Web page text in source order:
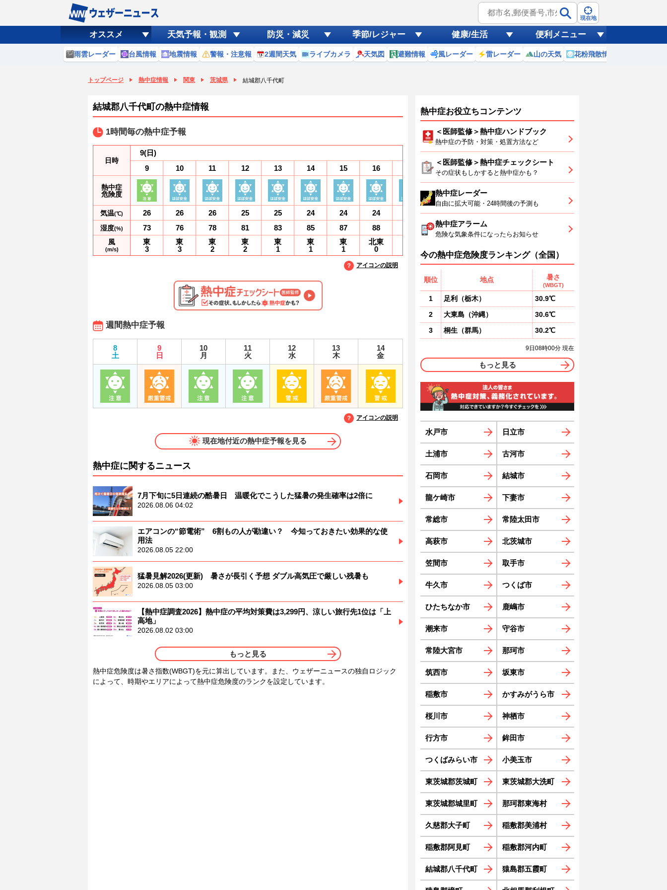
現在地
オススメ 天気予報・観測 防災・減災 季節/レジャー 健康/生活 便利メニュー
雨雲レーダー 台風情報 地震情報 警報・注意報 2週間天気 ライブカメラ 天気図 避難情報 風レーダー 雷レーダー 山の天気 花粉飛散情報
トップページ 熱中症情報 関東 茨城県 結城郡八千代町
結城郡八千代町の熱中症情報
1時間毎の熱中症予報
日時
熱中症
危険度
気温(℃)
湿度(%)
風
(m/s)
9(日)
9
26
73
東
3
10
26
76
東
3
11
26
78
東
2
12
25
81
東
2
13
25
83
東
1
14
24
85
東
1
15
24
87
東
1
16
24
88
北東
0
18
23
89
0
19
23
90
0
20
23
23
22
24
86
アイコンの説明
週間熱中症予報
8
土
9
日
10
月
11
火
12
水
13
木
14
金
アイコンの説明
現在地付近の熱中症予報を見る
熱中症に関するニュース
7月下旬に5日連続の酷暑日 温暖化でこうした猛暑の発生確率は2倍に
2026.08.06 04:02
エアコンの“節電術” 6割もの人が勘違い？ 今知っておきたい効果的な使
用法
2026.08.05 22:00
猛暑見解2026(更新) 暑さが長引く予想 ダブル高気圧で厳しい残暑も
2026.08.05 03:00
【熱中症調査2026】熱中症の平均対策費は3,299円、涼しい旅行先1位は「上
高地」
2026.08.02 03:00
もっと見る
熱中症危険度は暑さ指数(WBGT)を元に算出しています。また、ウェザーニュースの独自ロジック
によって、時期やエリアによって熱中症危険度のランクを設定しています。
熱中症お役立ちコンテンツ
＜医師監修＞熱中症ハンドブック
熱中症の予防・対策・処置方法など
＜医師監修＞熱中症チェックシート
その症状もしかすると熱中症かも？
熱中症レーダー
自由に拡大可能・24時間後の予測も
熱中症アラーム
危険な気象条件になったらお知らせ
今の熱中症危険度ランキング（全国）
順位 地点 暑さ
(WBGT)
1 足利 （栃木）
30.9℃
2
大東島 （沖縄）
30.6℃
3
桐生 （群馬） 30.2℃
9日08時00分 現在
もっと見る
水戸市 日立市
土浦市 古河市
石岡市 結城市
龍ケ崎市 下妻市
常総市 常陸太田市
高萩市 北茨城市
笠間市 取手市
牛久市 つくば市
ひたちなか市 鹿嶋市
潮来市 守谷市
常陸大宮市 那珂市
筑西市 坂東市
稲敷市 かすみがうら市
桜川市 神栖市
行方市 鉾田市
つくばみらい市 小美玉市
東茨城郡茨城町 東茨城郡大洗町
東茨城郡城里町 那珂郡東海村
久慈郡大子町 稲敷郡美浦村
稲敷郡阿見町 稲敷郡河内町
結城郡八千代町 猿島郡五霞町